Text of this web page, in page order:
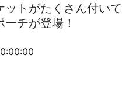
ットがたくさん付いて
チが登場！